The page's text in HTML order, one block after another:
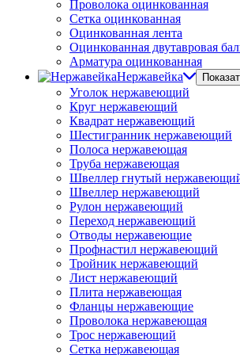
Проволока оцинкованная
Сетка оцинкованная
Оцинкованная лента
Оцинкованная двутавровая
Арматура оцинкованная
Нержавейка
Уголок нержавеющий
Круг нержавеющий
Квадрат нержавеющий
Шестигранник нержавеющий
Полоса нержавеющая
Труба нержавеющая
Швеллер гнутый
Швеллер нержавеющий
Рулон нержавеющий
Переход нержавеющий
Отводы нержавеющие
Профнастил нержавеющий
Тройник нержавеющий
Лист нержавеющий
Плита нержавеющая
Фланцы нержавеющие
Проволока нержавеющая
Трос нержавеющий
Сетка нержавеющая